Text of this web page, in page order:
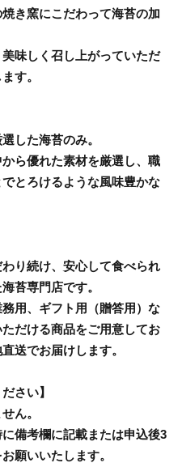
き窯にこだわって海苔の加
味しく召し上がっていただ
す。
した海苔のみ。
ら優れた素材を厳選し、職
とろけるような風味豊かな
り続け、安心して食べられ
苔専門店です。
用、ギフト用（贈答用）な
だける商品をご用意してお
送でお届けします。
さい】
ん。
備考欄に記載または申込後3
願いいたします。